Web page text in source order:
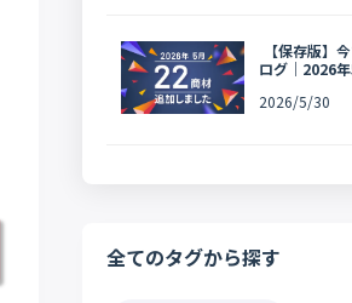
【保存版】
ログ｜2026
2026/5/30
全てのタグから探す